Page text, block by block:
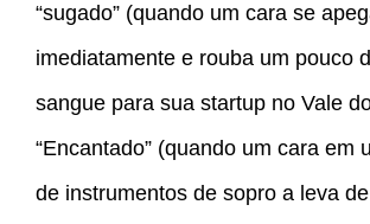
“sugado” (quando um cara se
imediatamente e rouba um pouco
sangue para sua startup no Vale
“Encantado” (quando um cara em
de instrumentos de sopro a leva